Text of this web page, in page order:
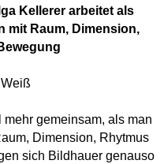
Kellerer arbeitet als
mit Raum, Dimension,
gemeinsam, als man
Dimension, Rhytmus
sich Bildhauer genauso